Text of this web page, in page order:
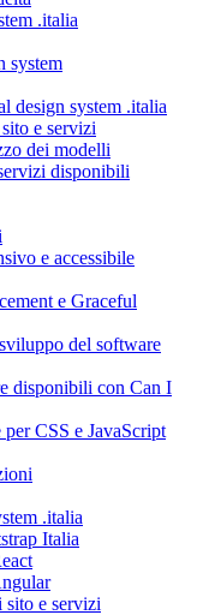
.italia
system
design system .italia
e servizi
dei modelli
disponibili
e accessibile
e Graceful
del software
disponibili con Can I
CSS e JavaScript
.italia
Italia
e servizi